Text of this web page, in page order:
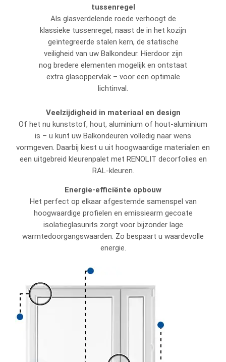
tussenregel
Als glasverdelende roede verhoogt de
klassieke tussenregel, naast de in het kozijn
geïntegreerde stalen kern, de statische
veiligheid van uw Balkondeur. Hierdoor zijn
nog bredere elementen mogelijk en ontstaat
extra glasoppervlak – voor een optimale
lichtinval.
Veelzijdigheid in materiaal en design
Of het nu kunststof, hout, aluminium of hout-aluminium
is – u kunt uw Balkondeuren volledig naar wens
vormgeven. Daarbij kiest u uit hoogwaardige materialen en
een uitgebreid kleurenpalet met RENOLIT decorfolies en
RAL-kleuren.
Energie-efficiënte opbouw
Het perfect op elkaar afgestemde samenspel van
hoogwaardige profielen en emissiearm gecoate
isolatieglasunits zorgt voor bijzonder lage
warmtedoorgangswaarden. Zo bespaart u waardevolle
energie.